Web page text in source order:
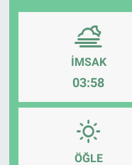
İMSAK
03:58
ÖĞLE